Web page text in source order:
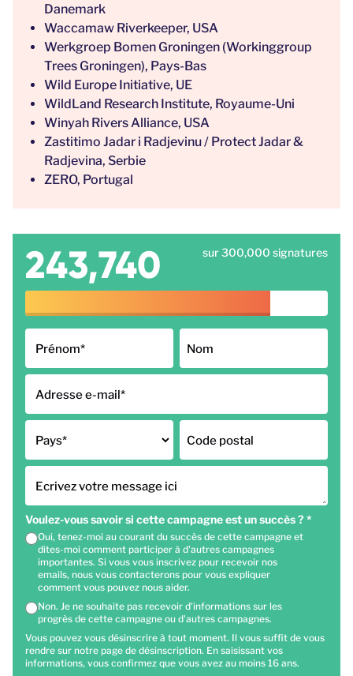
Danemark
Waccamaw Riverkeeper, USA
Werkgroep Bomen Groningen (Workinggroup
Trees Groningen), Pays-Bas
Wild Europe Initiative, UE
WildLand Research Institute, Royaume-Uni
Winyah Rivers Alliance, USA
Zastitimo Jadar i Radjevinu / Protect Jadar &
Radjevina, Serbie
ZERO, Portugal
243,740 sur 300,000 signatures
Prénom* Nom
Adresse e-mail*
Pays* Code postal
Ecrivez votre message ici
Voulez-vous savoir si cette campagne est un succès ? *
Oui, tenez-moi au courant du succès de cette campagne et
dites-moi comment participer à d'autres campagnes
importantes. Si vous vous inscrivez pour recevoir nos
emails, nous vous contacterons pour vous expliquer
comment vous pouvez nous aider.
Non. Je ne souhaite pas recevoir d'informations sur les
progrès de cette campagne ou d'autres campagnes.
Vous pouvez vous désinscrire à tout moment. Il vous suffit de vous
rendre sur notre page de désinscription. En saisissant vos
informations, vous confirmez que vous avez au moins 16 ans.